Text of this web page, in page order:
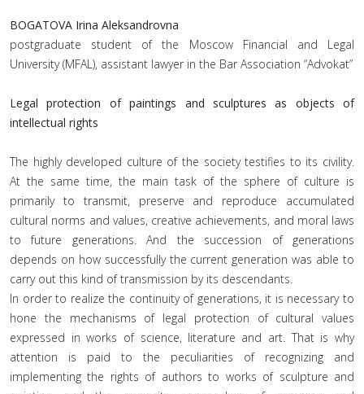
BOGATOVA Irina Aleksandrovna
postgraduate student of the Moscow Financial and Legal
University (MFAL), assistant lawyer in the Bar Association “Advokat”
Legal protection of paintings and sculptures as objects of
intellectual rights
The highly developed culture of the society testifies to its civility.
At the same time, the main task of the sphere of culture is
primarily to transmit, preserve and reproduce accumulated
cultural norms and values, creative achievements, and moral laws
to future generations. And the succession of generations
depends on how successfully the current generation was able to
carry out this kind of transmission by its descendants.
In order to realize the continuity of generations, it is necessary to
hone the mechanisms of legal protection of cultural values
expressed in works of science, literature and art. That is why
attention is paid to the peculiarities of recognizing and
implementing the rights of authors to works of sculpture and